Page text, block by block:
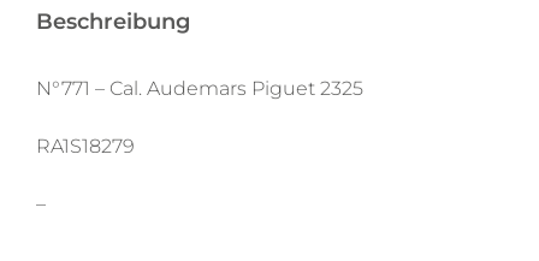
x
X
X
Beschreibung
N°771 – Cal. Audemars Piguet 2325
RA1S18279
–